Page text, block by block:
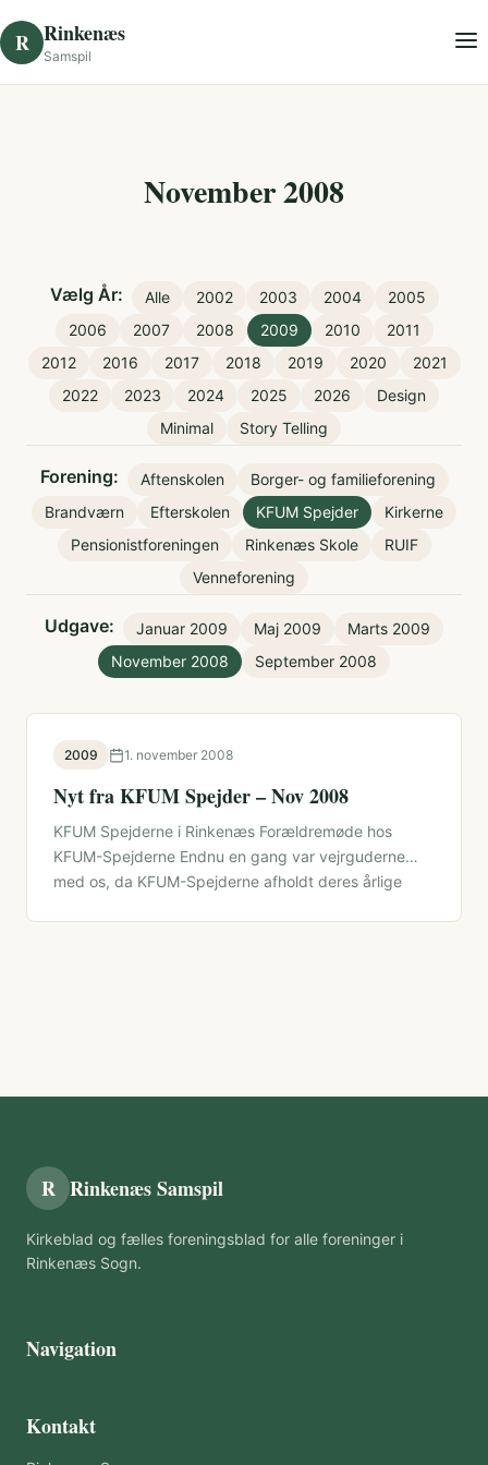
R Rinkenæs
Samspil
November 2008
Vælg År: Alle 2002 2003 2004
2005
2006
2007 2008 2009 2010
2011
2012
2016 2017 2018 2019 2020
2021
2022
2023 2024 2025 2026
Design
Minimal
Story Telling
Forening: Aftenskolen
Borger- og familieforening
Brandværn
Efterskolen KFUM Spejder
Kirkerne
Pensionistforeningen
Rinkenæs Skole
RUIF
Venneforening
Udgave: Januar 2009 Maj 2009
Marts 2009
November 2008
September 2008
2009 1. november 2008
Nyt fra KFUM Spejder – Nov 2008
KFUM Spejderne i Rinkenæs Forældremøde hos
KFUM-Spejderne Endnu en gang var vejrguderne
med os, da KFUM-Spejderne afholdt deres årlige
R Rinkenæs Samspil
Kirkeblad og fælles foreningsblad for alle foreninger i
Rinkenæs Sogn.
Navigation
Kontakt